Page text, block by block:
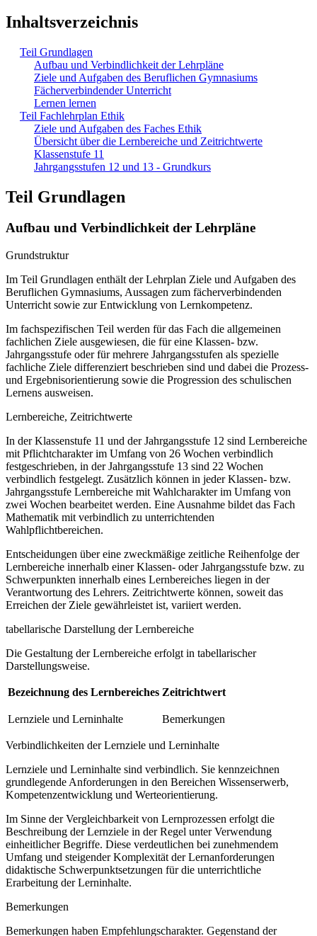
Inhaltsverzeichnis
Teil Grundlagen
Aufbau und Verbindlichkeit der Lehrpläne
Ziele und Aufgaben des Beruflichen Gymnasiums
Fächerverbindender Unterricht
Lernen lernen
Teil Fachlehrplan Ethik
Ziele und Aufgaben des Faches Ethik
Übersicht über die Lernbereiche und Zeitrichtwerte
Klassenstufe 11
Jahrgangsstufen 12 und 13 - Grundkurs
Teil Grundlagen
Aufbau und Verbindlichkeit der Lehrpläne
Grundstruktur
Im Teil Grundlagen enthält der Lehrplan Ziele und Aufgaben des
Beruflichen Gymnasiums, Aussagen zum fächerverbindenden
Unterricht sowie zur Entwicklung von Lernkompetenz.
Im fachspezifischen Teil werden für das Fach die allgemeinen
fachlichen Ziele ausgewiesen, die für eine Klassen- bzw.
Jahrgangsstufe oder für mehrere Jahrgangsstufen als spezielle
fachliche Ziele differenziert beschrieben sind und dabei die Prozess-
und Ergebnisorientierung sowie die Progression des schulischen
Lernens ausweisen.
Lernbereiche, Zeitrichtwerte
In der Klassenstufe 11 und der Jahrgangsstufe 12 sind Lernbereiche
mit Pflichtcharakter im Umfang von 26 Wochen verbindlich
festgeschrieben, in der Jahrgangsstufe 13 sind 22 Wochen
verbindlich festgelegt. Zusätzlich können in jeder Klassen- bzw.
Jahrgangsstufe Lernbereiche mit Wahlcharakter im Umfang von
zwei Wochen bearbeitet werden. Eine Ausnahme bildet das Fach
Mathematik mit verbindlich zu unterrichtenden
Wahlpflichtbereichen.
Entscheidungen über eine zweckmäßige zeitliche Reihenfolge der
Lernbereiche innerhalb einer Klassen- oder Jahrgangsstufe bzw. zu
Schwerpunkten innerhalb eines Lernbereiches liegen in der
Verantwortung des Lehrers. Zeitrichtwerte können, soweit das
Erreichen der Ziele gewährleistet ist, variiert werden.
tabellarische Darstellung der Lernbereiche
Die Gestaltung der Lernbereiche erfolgt in tabellarischer
Darstellungsweise.
Bezeichnung des Lernbereiches Zeitrichtwert
Lernziele und Lerninhalte Bemerkungen
Verbindlichkeiten der Lernziele und Lerninhalte
Lernziele und Lerninhalte sind verbindlich. Sie kennzeichnen
grundlegende Anforderungen in den Bereichen Wissenserwerb,
Kompetenzentwicklung und Werteorientierung.
Im Sinne der Vergleichbarkeit von Lernprozessen erfolgt die
Beschreibung der Lernziele in der Regel unter Verwendung
einheitlicher Begriffe. Diese verdeutlichen bei zunehmendem
Umfang und steigender Komplexität der Lernanforderungen
didaktische Schwerpunktsetzungen für die unterrichtliche
Erarbeitung der Lerninhalte.
Bemerkungen
Bemerkungen haben Empfehlungscharakter. Gegenstand der